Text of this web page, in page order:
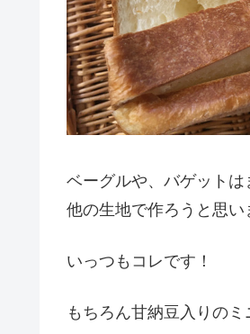
ベーグルや、バゲット
他の生地で作ろうと思い
いっつもコレです！
もちろん甘納豆入りのミ